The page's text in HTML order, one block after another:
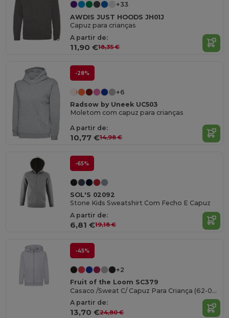
+33
AWDIS JUST HOODS JH01J
Capuz para crianças
A partir de:
11,90 €18,35 €
-28%
+6
Radsow by Uneek UC503
Moletom com capuz para crianças
A partir de:
10,77 €14,98 €
-65%
SOL'S 02092
Stone Kids Sweatshirt Com Fecho E Capuz
A partir de:
6,81 €19,18 €
-45%
+2
Fruit of the Loom SC379
Casaco /Sweat C/ Capuz Para Criança (62-045-0)
A partir de:
13,70 €24,80 €